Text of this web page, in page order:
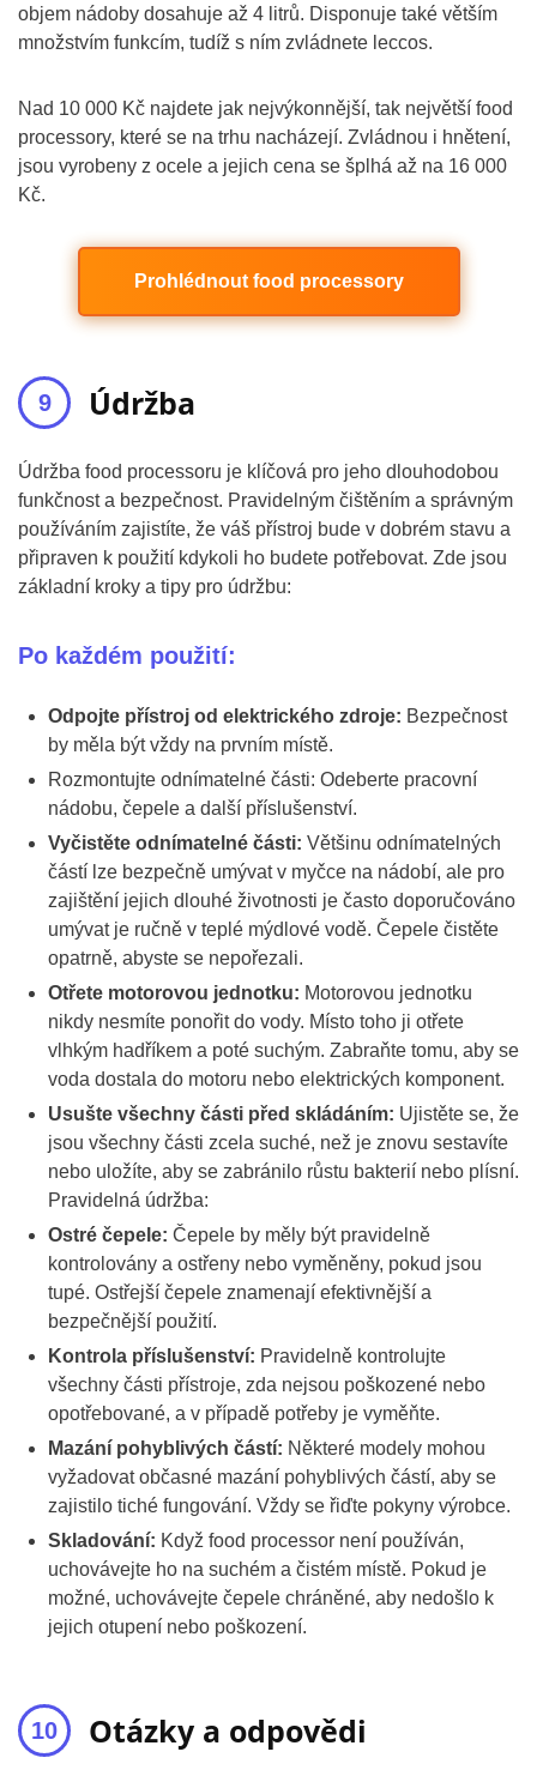
objem nádoby dosahuje až 4 litrů. Disponuje také větším
množstvím funkcím, tudíž s ním zvládnete leccos.
Nad 10 000 Kč najdete jak nejvýkonnější, tak největší food
processory, které se na trhu nacházejí. Zvládnou i hnětení,
jsou vyrobeny z ocele a jejich cena se šplhá až na 16 000
Kč.
Prohlédnout food processory
Údržba
Údržba food processoru je klíčová pro jeho dlouhodobou
funkčnost a bezpečnost. Pravidelným čištěním a správným
používáním zajistíte, že váš přístroj bude v dobrém stavu a
připraven k použití kdykoli ho budete potřebovat. Zde jsou
základní kroky a tipy pro údržbu:
Po každém použití:
Odpojte přístroj od elektrického zdroje: Bezpečnost
by měla být vždy na prvním místě.
Rozmontujte odnímatelné části: Odeberte pracovní
nádobu, čepele a další příslušenství.
Vyčistěte odnímatelné části: Většinu odnímatelných
částí lze bezpečně umývat v myčce na nádobí, ale pro
zajištění jejich dlouhé životnosti je často doporučováno
umývat je ručně v teplé mýdlové vodě. Čepele čistěte
opatrně, abyste se nepořezali.
Otřete motorovou jednotku: Motorovou jednotku
nikdy nesmíte ponořit do vody. Místo toho ji otřete
vlhkým hadříkem a poté suchým. Zabraňte tomu, aby se
voda dostala do motoru nebo elektrických komponent.
Usušte všechny části před skládáním: Ujistěte se, že
jsou všechny části zcela suché, než je znovu sestavíte
nebo uložíte, aby se zabránilo růstu bakterií nebo plísní.
Pravidelná údržba:
Ostré čepele: Čepele by měly být pravidelně
kontrolovány a ostřeny nebo vyměněny, pokud jsou
tupé. Ostřejší čepele znamenají efektivnější a
bezpečnější použití.
Kontrola příslušenství: Pravidelně kontrolujte
všechny části přístroje, zda nejsou poškozené nebo
opotřebované, a v případě potřeby je vyměňte.
Mazání pohyblivých částí: Některé modely mohou
vyžadovat občasné mazání pohyblivých částí, aby se
zajistilo tiché fungování. Vždy se řiďte pokyny výrobce.
Skladování: Když food processor není používán,
uchovávejte ho na suchém a čistém místě. Pokud je
možné, uchovávejte čepele chráněné, aby nedošlo k
jejich otupení nebo poškození.
Otázky a odpovědi